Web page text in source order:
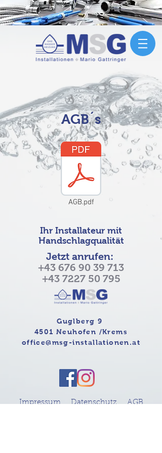
AGB´s
AGB.pdf
Ihr Installateur mit
Handschlagqualität
Jetzt anrufen:
+43 676 90 39 713
+43 7227 50 795
Guglberg 9
4501 Neuhofen /Krems
office@msg-installationen.at
Impressum Datenschutz AGB